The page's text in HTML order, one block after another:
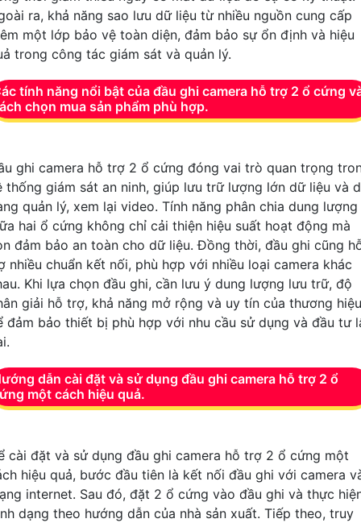
ra, khả năng sao lưu dữ liệu từ nhiều nguồn cung cấp
một lớp bảo vệ toàn diện, đảm bảo sự ổn định và hiệu
trong công tác giám sát và quản lý.
tính năng nổi bật của đầu ghi camera hỗ trợ 2 ổ cứng
chọn mua sản phẩm phù hợp.
ghi camera hỗ trợ 2 ổ cứng đóng vai trò quan trọng
thống giám sát an ninh, giúp lưu trữ lượng lớn dữ liệu và
quản lý, xem lại video. Tính năng phân chia dung lượng
hai ổ cứng không chỉ cải thiện hiệu suất hoạt động mà
đảm bảo an toàn cho dữ liệu. Đồng thời, đầu ghi cũng
nhiều chuẩn kết nối, phù hợp với nhiều loại camera khác
Khi lựa chọn đầu ghi, cần lưu ý dung lượng lưu trữ, độ
giải hỗ trợ, khả năng mở rộng và uy tín của thương hiệu
đảm bảo thiết bị phù hợp với nhu cầu sử dụng và đầu tư
dẫn cài đặt và sử dụng đầu ghi camera hỗ trợ 2 ổ
một cách hiệu quả.
cài đặt và sử dụng đầu ghi camera hỗ trợ 2 ổ cứng một
hiệu quả, bước đầu tiên là kết nối đầu ghi với camera
internet. Sau đó, đặt 2 ổ cứng vào đầu ghi và thực
dạng theo hướng dẫn của nhà sản xuất. Tiếp theo, truy